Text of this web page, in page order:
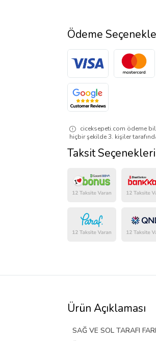
Ödeme
ciceksepeti.com ödeme
hiçbir şekilde 3. kişiler
Taksit Seçenekleri
Ürün Açıklaması
SAĞ VE SOL TARAFI